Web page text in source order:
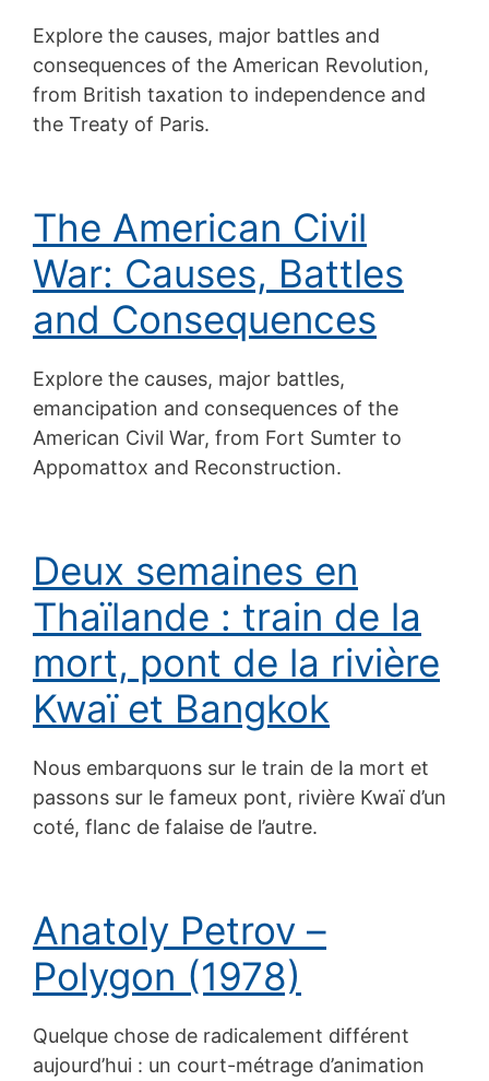
Explore the causes, major battles and
consequences of the American Revolution,
from British taxation to independence and
the Treaty of Paris.
The American Civil
War: Causes, Battles
and Consequences
Explore the causes, major battles,
emancipation and consequences of the
American Civil War, from Fort Sumter to
Appomattox and Reconstruction.
Deux semaines en
Thaïlande : train de la
mort, pont de la rivière
Kwaï et Bangkok
Nous embarquons sur le train de la mort et
passons sur le fameux pont, rivière Kwaï d’un
coté, flanc de falaise de l’autre.
Anatoly Petrov –
Polygon (1978)
Quelque chose de radicalement différent
aujourd’hui : un court-métrage d’animation